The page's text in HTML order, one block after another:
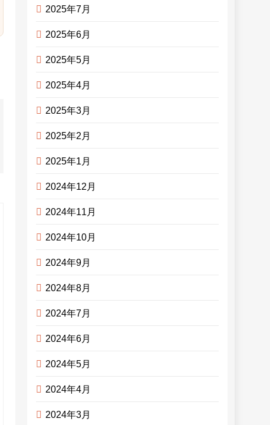
2025年7月
2025年6月
2025年5月
2025年4月
2025年3月
2025年2月
2025年1月
2024年12月
2024年11月
2024年10月
2024年9月
2024年8月
2024年7月
2024年6月
2024年5月
2024年4月
2024年3月